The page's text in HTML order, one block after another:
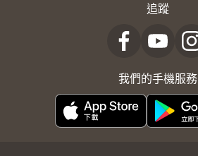
追蹤
我們的手機服務